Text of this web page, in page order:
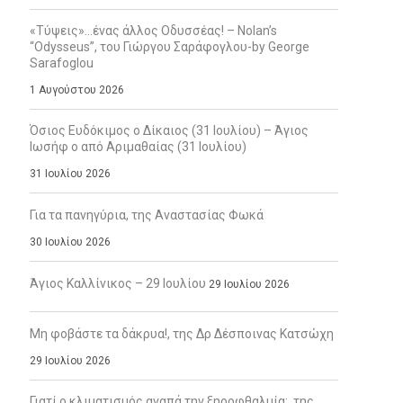
«Τύψεις»…ένας άλλος Οδυσσέας! – Nolan’s
“Odysseus”, του Γιώργου Σαράφογλου-by George
Sarafoglou
1 Αυγούστου 2026
Όσιος Ευδόκιμος ο Δίκαιος (31 Ιουλίου) – Άγιος
Ιωσήφ ο από Αριμαθαίας (31 Ιουλίου)
31 Ιουλίου 2026
Για τα πανηγύρια, της Αναστασίας Φωκά
30 Ιουλίου 2026
Άγιος Καλλίνικος – 29 Ιουλίου 29 Ιουλίου 2026
Μη φοβάστε τα δάκρυα!, της Δρ Δέσποινας Κατσώχη
29 Ιουλίου 2026